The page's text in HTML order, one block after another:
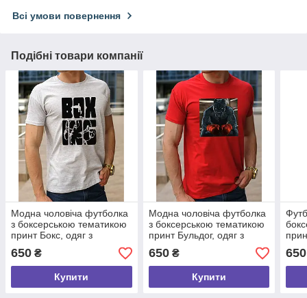
Всі умови повернення
Подібні товари компанії
Модна чоловіча футболка
з боксерською тематикою
принт Бокс, одяг з
боксерами, бавовняна
футболка розмір S
650 ₴
Купити
Модна чоловіча футболка
з боксерською тематикою
принт Бульдог, одяг з
боксерами, бавовняна
футболка розмір S
650₴
Купити
650